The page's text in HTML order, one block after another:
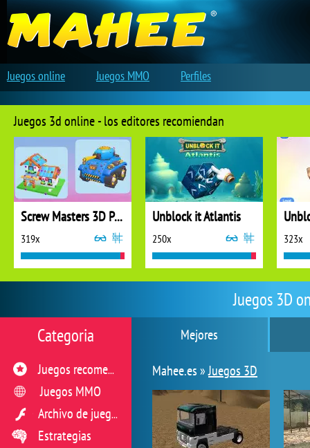
Juegos 3D
Mejores
Mahee.es »Juegos 3D
Categoria
Juegos recomendados
Juegos MMO
Archivo de juegos flash
Estrategias
Juegos 3d online - los editores recomiendan
Screw Masters 3D Puzzle
319x
Unblock it Atlantis
250x 323x
Juegos online Juegos MMO Perfiles